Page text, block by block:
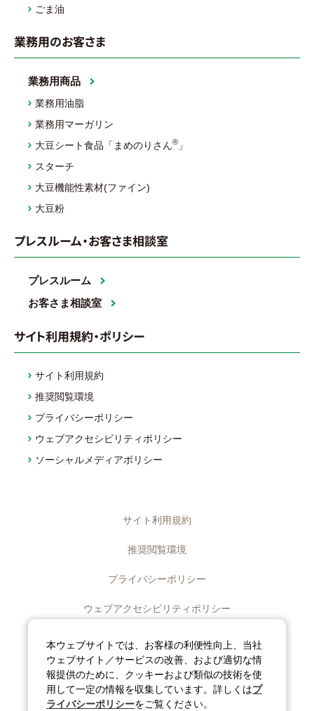
ごま油
業務用のお客さま
業務用商品
業務用油脂
業務用マーガリン
大豆シート食品「まめのりさん® 」
スターチ
大豆機能性素材(ファイン)
大豆粉
プレスルーム・お客さま相談室
プレスルーム
お客さま相談室
サイト利用規約・ポリシー
サイト利用規約
推奨閲覧環境
プライバシーポリシー
ウェブアクセシビリティポリシー
ソーシャルメディアポリシー
サイト利用規約
推奨閲覧環境
プライバシーポリシー
ウェブアクセシビリティポリシー
ディスクロージャーポリシー
ソーシャルメディアポリシー
サイトマップ
本ウェブサイトでは、お客様の利便性向上、当社
ウェブサイト／サービスの改善、および適切な情
報提供のために、クッキーおよび類似の技術を使
用して一定の情報を収集しています。詳しくはプ
ライバシーポリシーをご覧ください。